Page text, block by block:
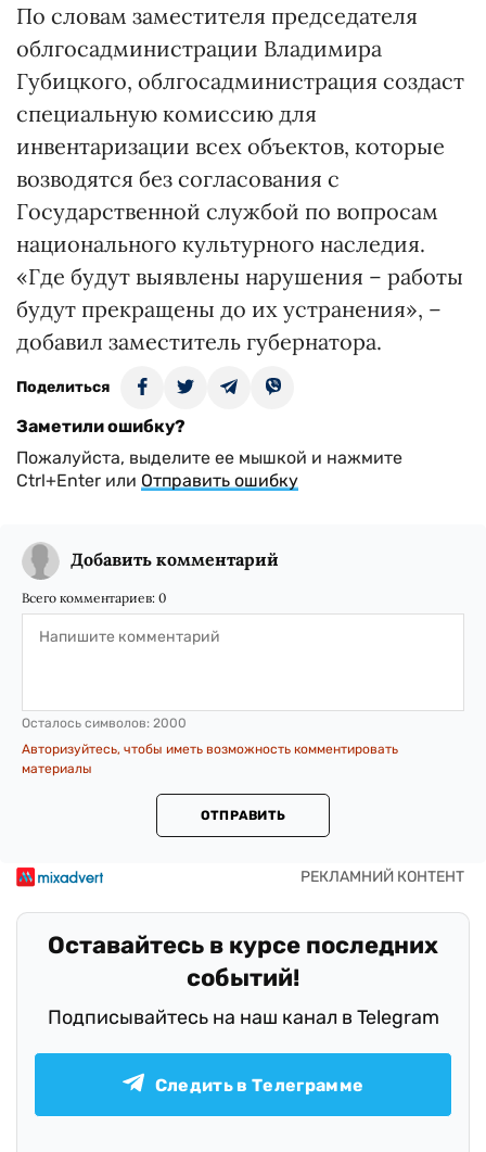
По словам заместителя председателя
облгосадминистрации Владимира
Губицкого, облгосадминистрация создаст
специальную комиссию для
инвентаризации всех объектов, которые
возводятся без согласования с
Государственной службой по вопросам
национального культурного наследия.
«Где будут выявлены нарушения – работы
будут прекращены до их устранения», –
добавил заместитель губернатора.
Поделиться
Заметили ошибку?
Пожалуйста, выделите ее мышкой и нажмите
Ctrl+Enter или Отправить ошибку
Добавить комментарий
Всего комментариев: 0
Осталось символов: 2000
Авторизуйтесь, чтобы иметь возможность комментировать
материалы
ОТПРАВИТЬ
Оставайтесь в курсе последних
событий!
Подписывайтесь на наш канал в Telegram
Следить в Телеграмме